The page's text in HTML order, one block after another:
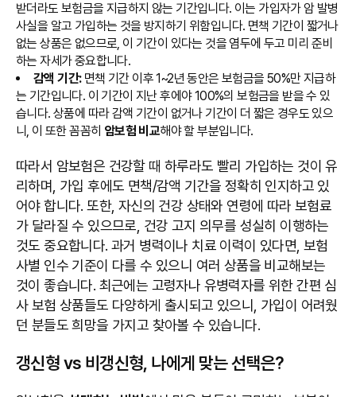
받더라도 보험금을 지급하지 않는 기간입니다. 이는 가입자가 암 발병
사실을 알고 가입하는 것을 방지하기 위함입니다. 면책 기간이 짧거나
없는 상품은 없으므로, 이 기간이 있다는 것을 염두에 두고 미리 준비
하는 자세가 중요합니다.
감액 기간:면책 기간 이후 1~2년 동안은 보험금을 50%만 지급하
는 기간입니다. 이 기간이 지난 후에야 100%의 보험금을 받을 수 있
습니다. 상품에 따라 감액 기간이 없거나 기간이 더 짧은 경우도 있으
니, 이 또한 꼼꼼히 암보험 비교해야 할 부분입니다.
따라서 암보험은 건강할 때 하루라도 빨리 가입하는 것이 유
리하며, 가입 후에도 면책/감액 기간을 정확히 인지하고 있
어야 합니다. 또한, 자신의 건강 상태와 연령에 따라 보험료
가 달라질 수 있으므로, 건강 고지 의무를 성실히 이행하는
것도 중요합니다. 과거 병력이나 치료 이력이 있다면, 보험
사별 인수 기준이 다를 수 있으니 여러 상품을 비교해보는
것이 좋습니다. 최근에는 고령자나 유병력자를 위한 간편 심
사 보험 상품들도 다양하게 출시되고 있으니, 가입이 어려웠
던 분들도 희망을 가지고 찾아볼 수 있습니다.
갱신형 vs 비갱신형, 나에게 맞는 선택은?